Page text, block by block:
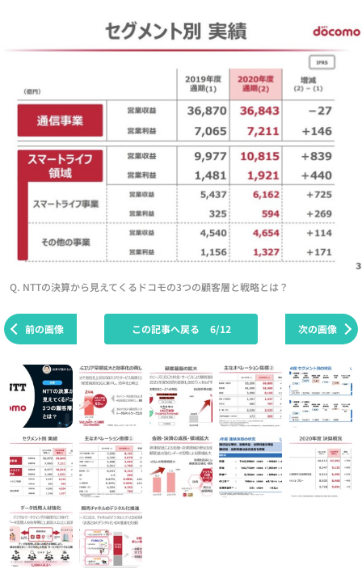
Q. NTTの決算から見えてくるドコモの3つの顧客層と戦略とは？
前の画像 次の画像
この記事へ戻る 6/12